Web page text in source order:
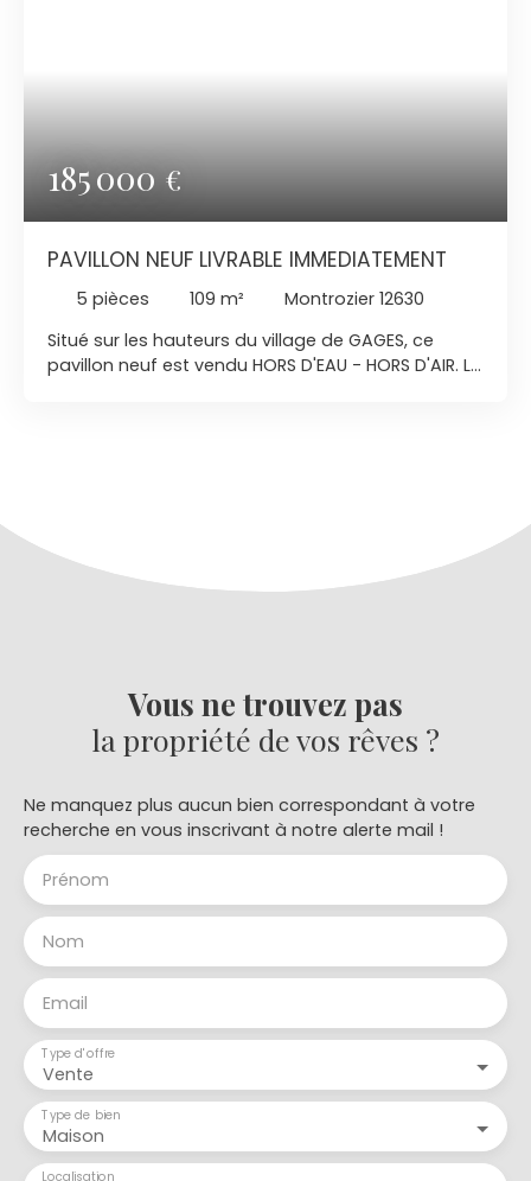
185 000€
PAVILLON NEUF LIVRABLE IMMEDIATEMENT
5 pièces 109 m²
Montrozier 12630
Situé sur les hauteurs du village de GAGES, ce
pavillon neuf est vendu HORS D'EAU - HORS D'AIR. La
Vous ne trouvez pas
la propriété de vos rêves ?
Ne manquez plus aucun bien correspondant à votre
recherche en vous inscrivant à notre alerte mail !
Prénom
Nom
Email
Vente
Type d'offre
Maison
Type de bien